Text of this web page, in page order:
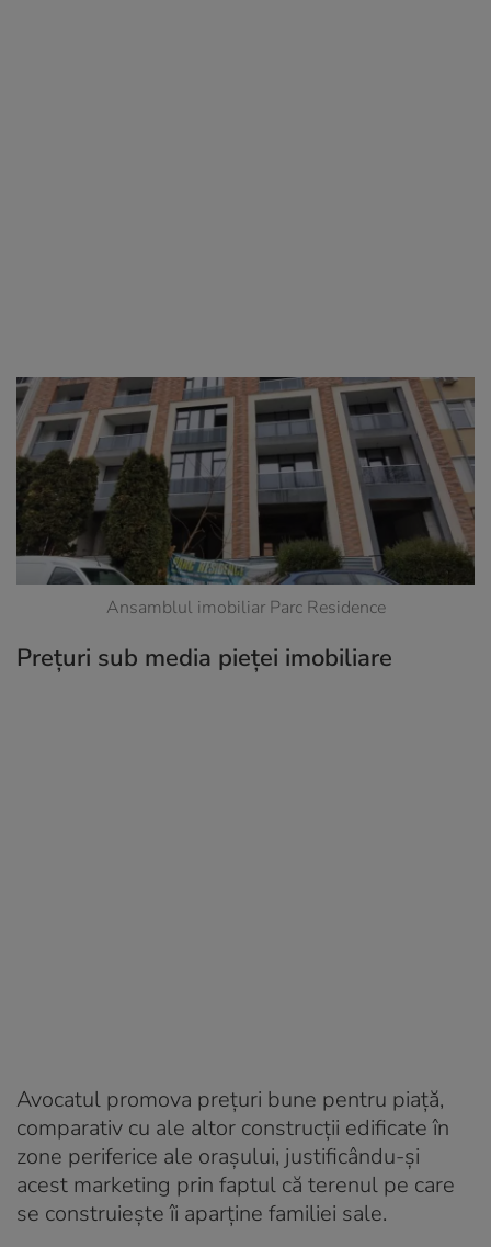
Ansamblul imobiliar Parc Residence
Prețuri sub media pieței imobiliare
Avocatul promova preţuri bune pentru piaţă,
comparativ cu ale altor construcții edificate în
zone periferice ale oraşului, justificându-şi
acest marketing prin faptul că terenul pe care
se construieşte îi aparţine familiei sale.